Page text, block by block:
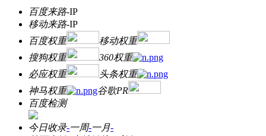
百度来路-IP
移动来路-IP
百度权重
移动权重
搜狗权重
360权重
必应权重
头条权重
神马权重
谷歌PR
百度检测
今日收录-一周-一月-